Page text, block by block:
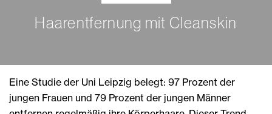
Haarentfernung mit Cleanskin
Eine Studie der Uni Leipzig belegt: 97 Prozent der
jungen Frauen und 79 Prozent der jungen Männer